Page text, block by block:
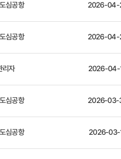
심공항 2026-04-
심공항 2026-04-
리자 2026-04-
심공항 2026-03-
심공항 2026-03-